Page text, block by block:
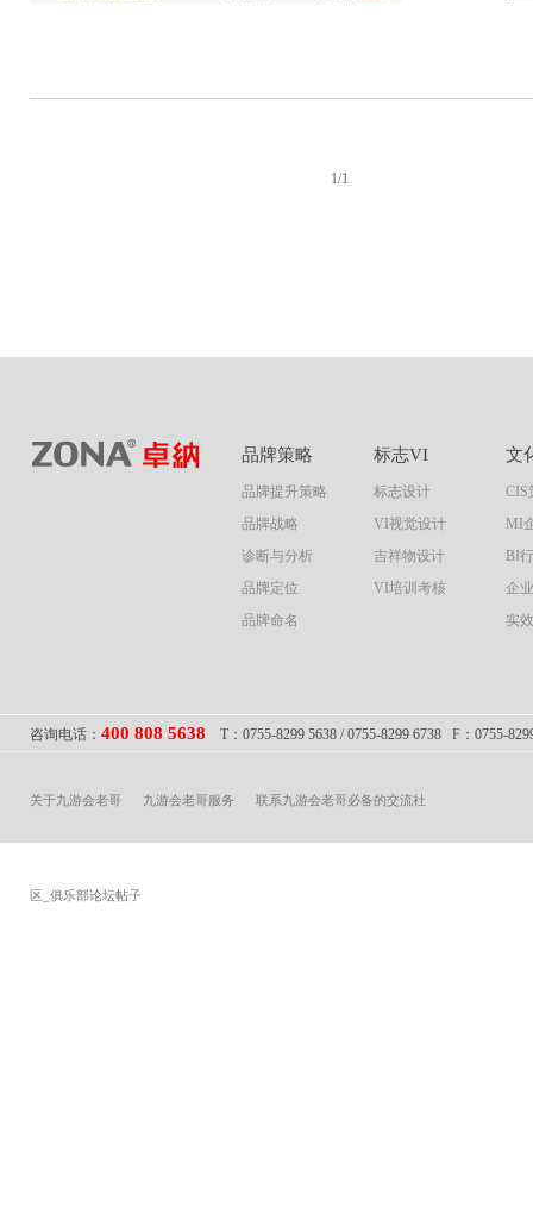
1/1
品牌策略
品牌提升策略
品牌战略
诊断与分析
品牌定位
品牌命名
标志VI
标志设计
VI视觉设计
吉祥物设计
VI培训考核
文
CIS
MI
BI
企
实
咨询电话： 400 808 5638 T：0755-8299 5638 / 0755-8299 6738 F：0755-
关于九游会老哥 九游会老哥服务 联系九游会老哥必备的交流社
区_俱乐部论坛帖子